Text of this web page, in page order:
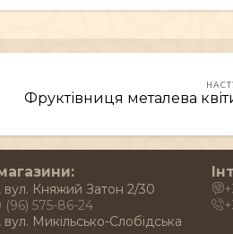
Фруктівниця металева
вул. Княжий Затон 2/30
575-86-24
вул. Микільсько-Слобідська